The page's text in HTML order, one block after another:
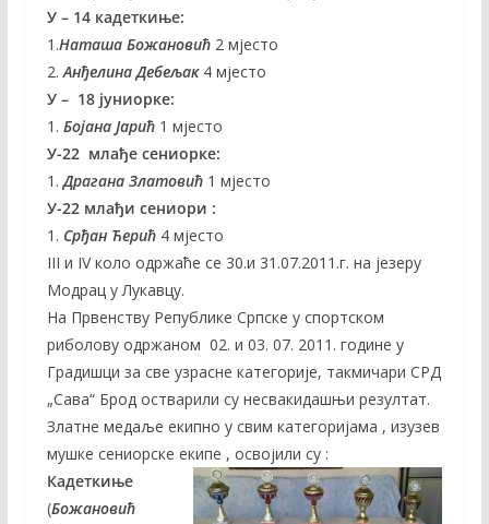
У – 14 кадеткиње:
1.Наташа Божановић2 мјесто
2.Анђелина Дебељак4 мјесто
У – 18 јуниорке:
1. Бојана Јарић1 мјесто
У-22 млађе сениорке:
1.Драгана Златовић1 мјесто
У-22 млађи сениори :
1. Срђан Ћерић4 мјесто
III и IV коло одржаће се 30.и 31.07.2011.г. на језеру
Модрац у Лукавцу.
На Првенству Републике Српске у спортском
риболову одржаном 02. и 03. 07. 2011. године у
Градишци за све узрасне категорије, такмичари СРД
„Сава“ Брод остварили су несвакидашњи резултат.
Златне медаље екипно у свим категоријама , изузев
мушке сениорске екипе , освојили су :
Кадеткиње
(Божановић